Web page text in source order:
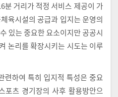
분 거리가 적정 서비스 제공이 가
육시설의 공급과 입지는 운영의
있는 중요한 요소이지만 공공시
논리를 확장시키는 시도는 이루
련하여 특히 입지적 특성은 중요
포츠 경기장의 사후 활용방안으